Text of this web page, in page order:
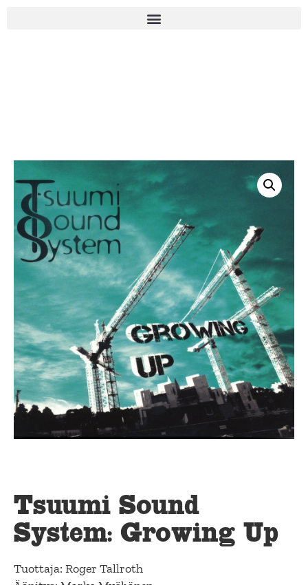
Tsuumi Sound
System: Growing Up
Tuottaja: Roger Tallroth